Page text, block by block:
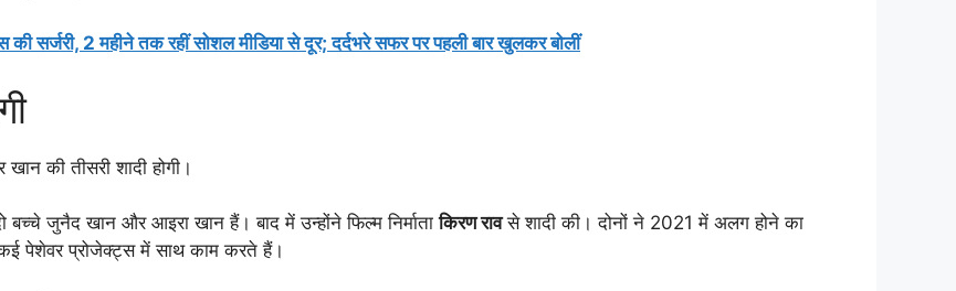
2 महीने तक रहीं सोशल मीडिया से दूर; दर्दभरे सफर पर पहली बार खुलकर बोलीं
की तीसरी शादी होगी।
बच्चे जुनैद खान और आइरा खान हैं। बाद में उन्होंने फिल्म निर्माताकिरण रावसे शादी की। दोनों ने 2021 में अलग होने का
पेशेवर प्रोजेक्ट्स में साथ काम करते हैं।